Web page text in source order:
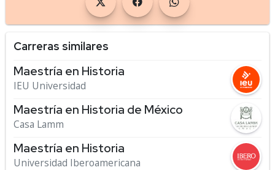
Carreras similares
Maestría en Historia
IEU Universidad
Maestría en Historia de México
Casa Lamm
Maestría en Historia
Universidad Iberoamericana